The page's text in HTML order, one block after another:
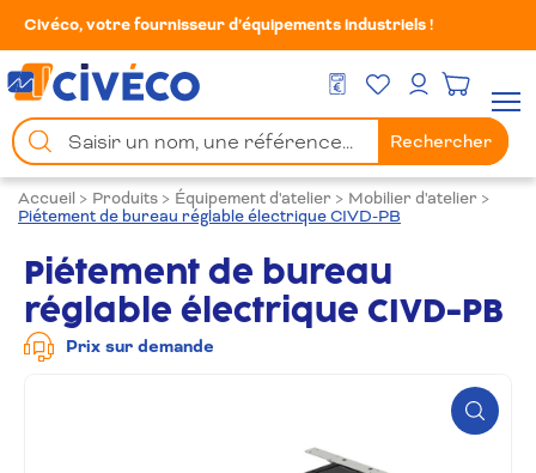
Civéco, votre fournisseur d’équipements industriels !
DEVIS GRATUIT
Mes FavorisMon compte
Chercher
un
produit
Rechercher
Accueil > Produits > Équipement d'atelier > Mobilier d'atelier >
Piétement de bureau réglable électrique CIVD-PB
Piétement de bureau
réglable électrique CIVD-PB
Prix sur demande
Zoom